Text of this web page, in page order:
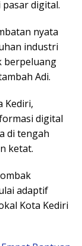
digital.
nyata
industri
berpeluang
Adi.
Kediri,
digital
di tengah
ketat.
adaptif
Kota Kediri